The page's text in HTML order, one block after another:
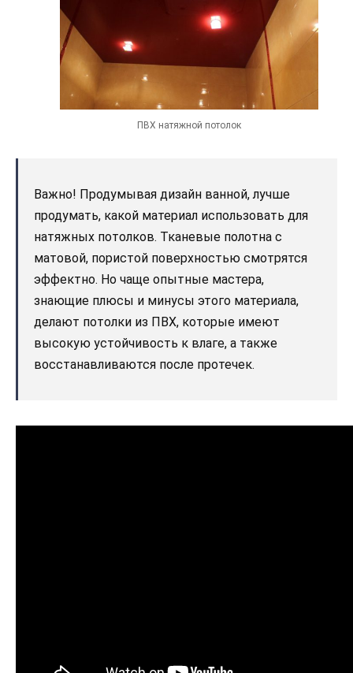
ПВХ натяжной потолок
Важно! Продумывая дизайн ванной, лучше
продумать, какой материал использовать для
натяжных потолков. Тканевые полотна с
матовой, пористой поверхностью смотрятся
эффектно. Но чаще опытные мастера,
знающие плюсы и минусы этого материала,
делают потолки из ПВХ, которые имеют
высокую устойчивость к влаге, а также
восстанавливаются после протечек.